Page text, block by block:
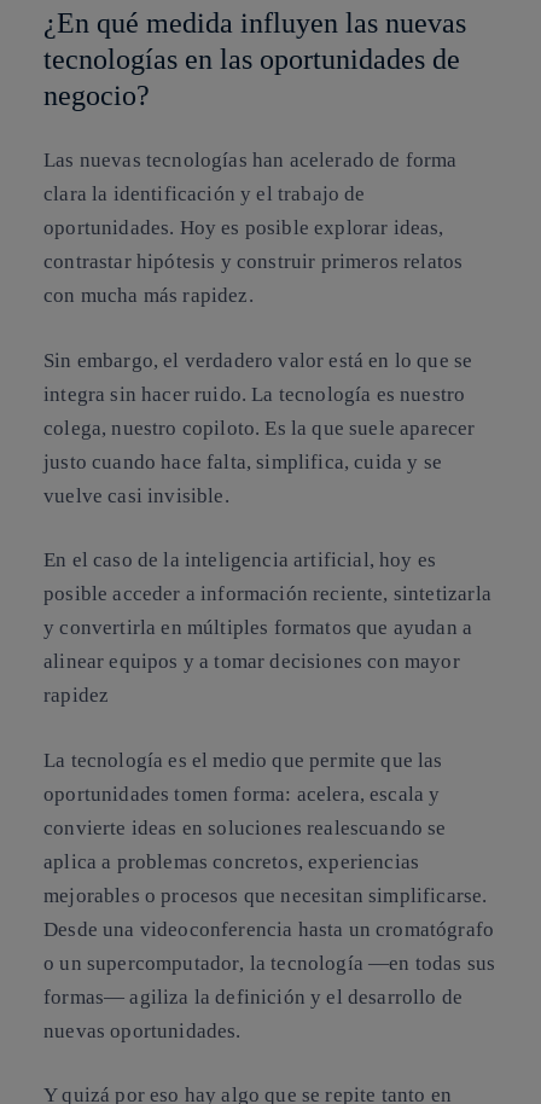
¿En qué medida influyen las nuevas
tecnologías en las oportunidades de
negocio?
Las nuevas tecnologías han acelerado de forma
clara la identificación y el trabajo de
oportunidades. Hoy es posible explorar ideas,
contrastar hipótesis y construir primeros relatos
con mucha más rapidez.
Sin embargo, el verdadero valor está en lo que se
integra sin hacer ruido. La tecnología es nuestro
colega, nuestro copiloto. Es la que suele aparecer
justo cuando hace falta, simplifica, cuida y se
vuelve casi invisible.
En el caso de la inteligencia artificial, hoy es
posible acceder a información reciente, sintetizarla
y convertirla en múltiples formatos que ayudan a
alinear equipos y a tomar decisiones con mayor
rapidez
La tecnología es el medio que permite que las
oportunidades tomen forma: acelera, escala y
convierte ideas en soluciones realescuando se
aplica a problemas concretos, experiencias
mejorables o procesos que necesitan simplificarse.
Desde una videoconferencia hasta un cromatógrafo
o un supercomputador, la tecnología —en todas sus
formas—agiliza la definición y el desarrollo de
nuevas oportunidades.
Y quizá por eso hay algo que se repite tanto en